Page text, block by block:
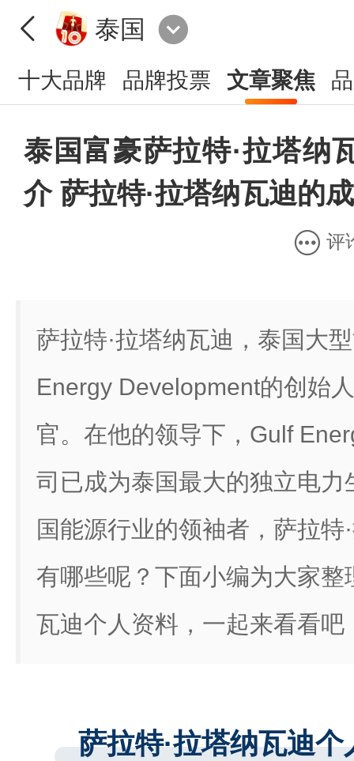
泰国
十大品牌 品牌投票 文章聚焦
泰国富豪萨拉特·拉塔纳
介 萨拉特·拉塔纳瓦迪的
评
萨拉特·拉塔纳瓦迪，泰国大
Energy Development的创始
官。在他的领导下，Gulf
司已成为泰国最大的独立电
国能源行业的领袖者，萨拉特
有哪些呢？下面小编为大家整
瓦迪个人资料，一起来看看吧
萨拉特·拉塔纳瓦迪